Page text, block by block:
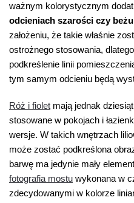
ważnym kolorystycznym
odcieniach szarości czy beżu
założeniu, że takie właśnie
ostrożnego stosowania,
podkreślenie linii
tym samym odcieniu będą
Róż i fiolet mają jednak
stosowane w pokojach i
wersje. W takich wnętrzach
może zostać podkreślona
barwę ma jedynie mały
fotografia mostu wykonana w
zdecydowanymi w kolorze